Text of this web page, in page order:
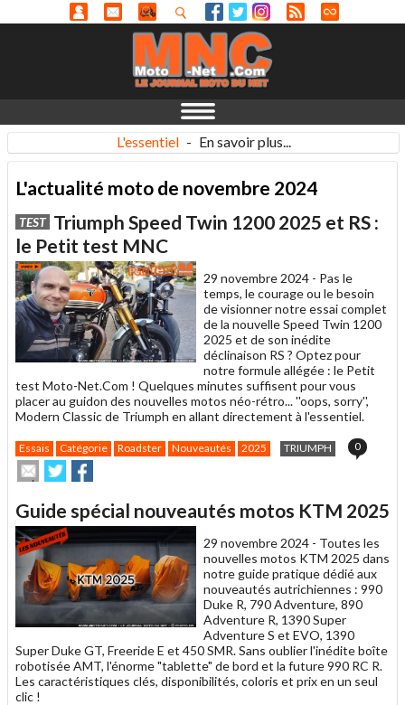
L'essentiel - En savoir plus...
L'actualité moto de novembre 2024
TEST Triumph Speed Twin 1200 2025 et RS :
le Petit test MNC
29 novembre 2024 - Pas le
temps, le courage ou le besoin
de visionner notre essai complet
de la nouvelle Speed Twin 1200
2025 et de son inédite
déclinaison RS ? Optez pour
notre formule allégée : le Petit
test Moto-Net.Com ! Quelques minutes suffisent pour vous
placer au guidon des nouvelles motos néo-rétro... ''oops, sorry'',
Modern Classic de Triumph en allant directement à l'essentiel.
Essais Catégorie Roadster Nouveautés 2025 TRIUMPH 0
Envoyer
cet
à
un
ami
Partager
sur
sur
Guide spécial nouveautés motos KTM 2025
29 novembre 2024 - Toutes les
nouvelles motos KTM 2025 dans
notre guide pratique dédié aux
nouveautés autrichiennes : 990
Duke R, 790 Adventure, 890
Adventure R, 1390 Super
Adventure S et EVO, 1390
Super Duke GT, Freeride E et 450 SMR. Sans oublier l'inédite boîte
robotisée AMT, l'énorme "tablette" de bord et la future 990 RC R.
Les caractéristiques clés, disponibilités, coloris et prix en un seul
clic !